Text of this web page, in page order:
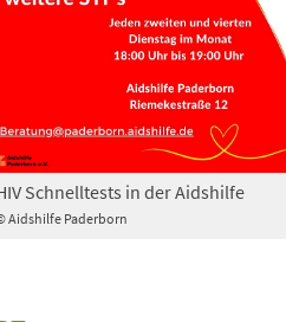
Aidshilfe Paderborn
Schnelltests in der Aidshilfe